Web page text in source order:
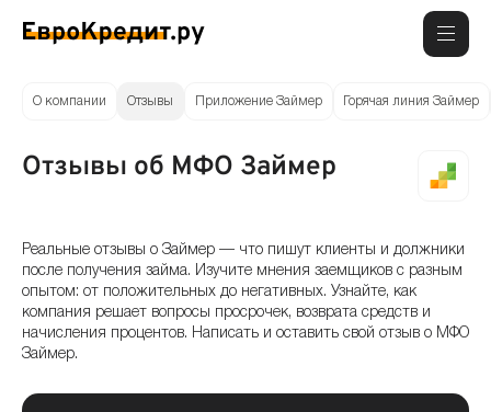
О компании Отзывы Приложение Займер Горячая линия Займер
Отзывы об МФО Займер
Реальные отзывы о Займер — что пишут клиенты и должники
после получения займа. Изучите мнения заемщиков с разным
опытом: от положительных до негативных. Узнайте, как
компания решает вопросы просрочек, возврата средств и
начисления процентов. Написать и оставить свой отзыв о МФО
Займер.